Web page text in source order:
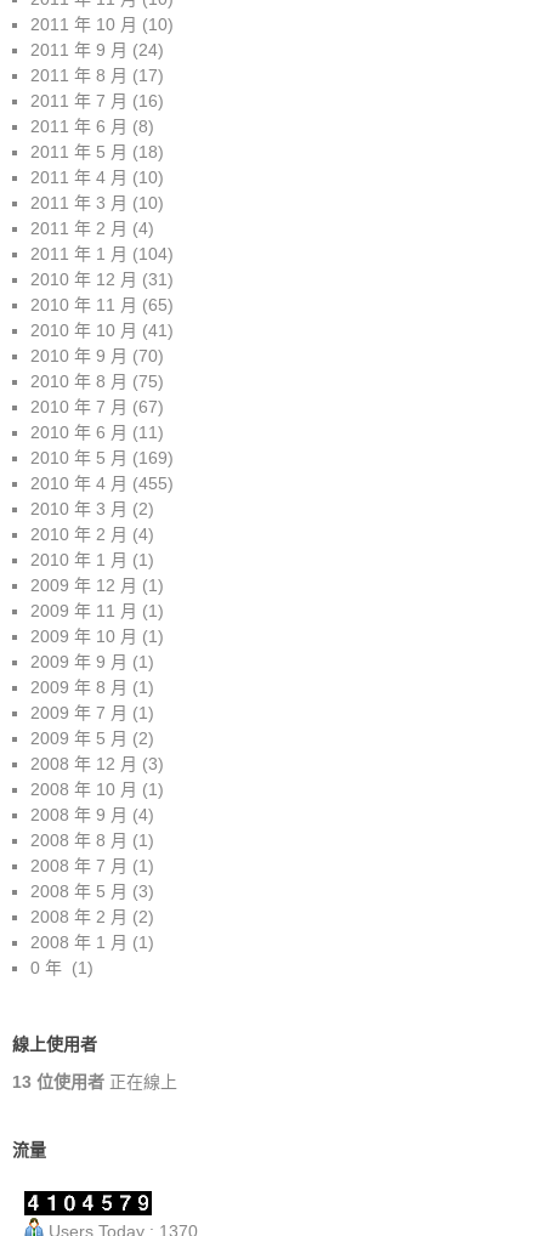
2011 年 10 月 (10)
2011 年 9 月 (24)
2011 年 8 月 (17)
2011 年 7 月 (16)
2011 年 6 月 (8)
2011 年 5 月 (18)
2011 年 4 月 (10)
2011 年 3 月 (10)
2011 年 2 月 (4)
2011 年 1 月 (104)
2010 年 12 月 (31)
2010 年 11 月 (65)
2010 年 10 月 (41)
2010 年 9 月 (70)
2010 年 8 月 (75)
2010 年 7 月 (67)
2010 年 6 月 (11)
2010 年 5 月 (169)
2010 年 4 月 (455)
2010 年 3 月 (2)
2010 年 2 月 (4)
2010 年 1 月 (1)
2009 年 12 月 (1)
2009 年 11 月 (1)
2009 年 10 月 (1)
2009 年 9 月 (1)
2009 年 8 月 (1)
2009 年 7 月 (1)
2009 年 5 月 (2)
2008 年 12 月 (3)
2008 年 10 月 (1)
2008 年 9 月 (4)
2008 年 8 月 (1)
2008 年 7 月 (1)
2008 年 5 月 (3)
2008 年 2 月 (2)
2008 年 1 月 (1)
0 年 (1)
線上使用者
13 位使用者 正在線上
流量
Users Today : 1370